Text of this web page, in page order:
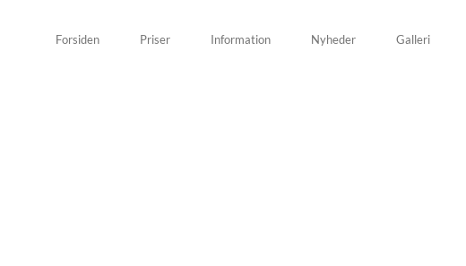
Forsiden Priser Information Nyheder Galleri